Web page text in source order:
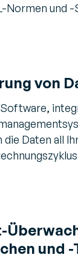
Normen und -
von
Daten all
und